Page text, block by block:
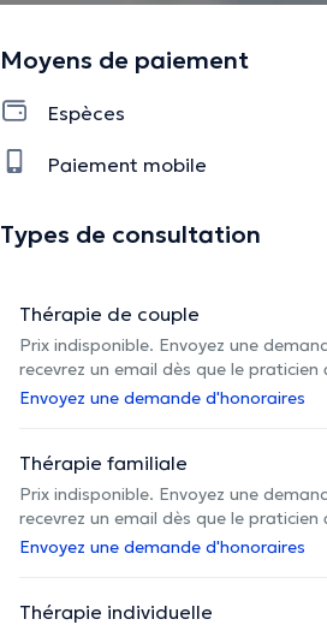
Moyens de paiement
Espèces
Paiement mobile
Types de consultation
Thérapie de couple
Prix indisponible. Envoyez une
recevrez un email dès que le praticien
Envoyez une demande d'honoraires
Thérapie familiale
Prix indisponible. Envoyez une
recevrez un email dès que le praticien
Envoyez une demande d'honoraires
Thérapie individuelle